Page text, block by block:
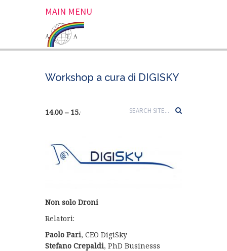
MAIN MENU
Workshop a cura di DIGISKY
14.00 – 15.00 Sala CAMINO
Non solo Droni
Relatori:
Paolo Pari, CEO DigiSky
Stefano Crepaldi, PhD Businesss